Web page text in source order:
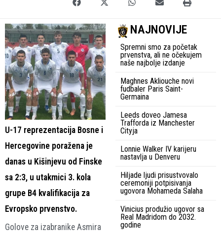
U-17 reprezentacija Bosne i
Hercegovine poražena je
danas u Kišinjevu od Finske
sa 2:3, u utakmici 3. kola
grupe B4 kvalifikacija za
Evropsko prvenstvo.
Golove za izabranike Asmira
NAJNOVIJE
Spremni smo za početak
prvenstva, ali ne očekujem
naše najbolje izdanje
Maghnes Akliouche novi
fudbaler Paris Saint-
Germaina
Leeds doveo Jamesa
Trafforda iz Manchester
Cityja
Lonnie Walker IV karijeru
nastavlja u Denveru
Hiljade ljudi prisustvovalo
ceremoniji potpisivanja
ugovora Mohameda Salaha
Vinicius produžio ugovor sa
Real Madridom do 2032.
godine